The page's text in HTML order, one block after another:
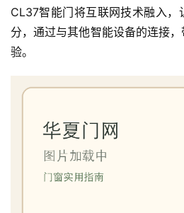
CL37智能门将互联网技术融入，
分，通过与其他智能设备的连接
验。